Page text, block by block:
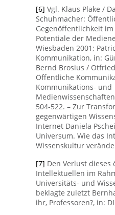
[6] Vgl. Klaus Plake /
Schuhmacher:
Gegenöffentlichkeit
Potentiale der
Wiesbaden 2001;
Kommunikation, in:
Bernd Brosius /
Öffentliche
Kommunikations- und
504-522. – Zur
gegenwärtigen
Internet Daniela
Universum. Wie das
Wissenskultur
[7] Den Verlust dieses
Intellektuellen im
Universitäts- und
beklagte zuletzt
ihr, Professoren?, in: